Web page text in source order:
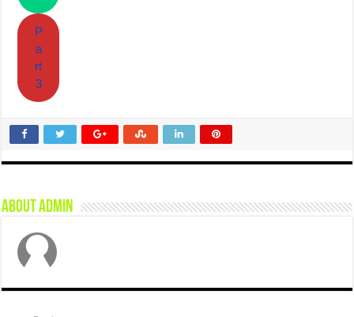
P
a
rt
3
About admin